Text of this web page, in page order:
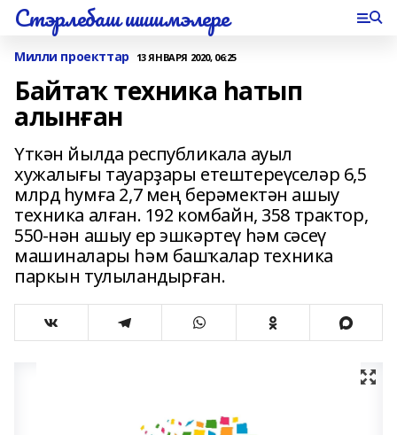
Стэрлебаш шишмэлере
Милли проекттар 13 ЯНВАРЯ 2020, 06:25
Байтаҡ техника һатып
алынған
Үткән йылда республикала ауыл
хужалығы тауарҙары етештереүселәр 6,5
млрд һумға 2,7 мең берәмектән ашыу
техника алған. 192 комбайн, 358 трактор,
550-нән ашыу ер эшкәртеү һәм сәсеү
машиналары һәм башҡалар техника
паркын тулыландырған.